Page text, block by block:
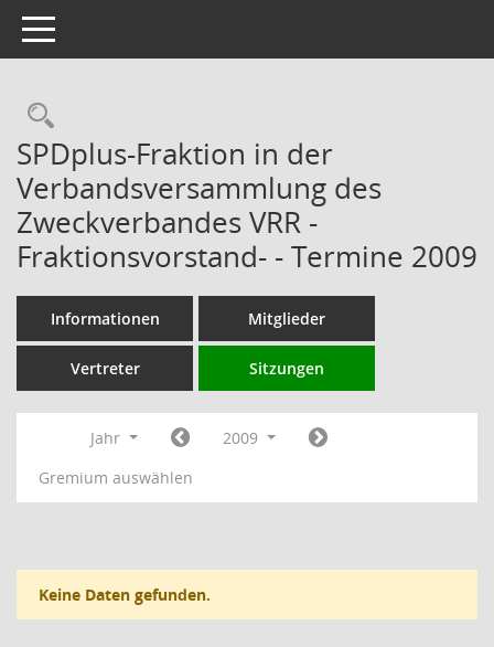
Toggle navigation
Rechercheauswahl
SPDplus-Fraktion in der
Verbandsversammlung des
Zweckverbandes VRR -
Fraktionsvorstand- - Termine 2009
Informationen Mitglieder
Vertreter Sitzungen
Jahr
2009
Gremium auswählen
Keine Daten gefunden.